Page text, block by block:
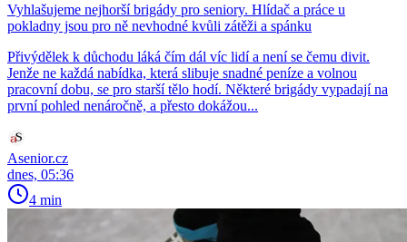
Vyhlašujeme nejhorší brigády pro seniory. Hlídač a práce u
pokladny jsou pro ně nevhodné kvůli zátěži a spánku
Přivýdělek k důchodu láká čím dál víc lidí a není se čemu divit.
Jenže ne každá nabídka, která slibuje snadné peníze a volnou
pracovní dobu, se pro starší tělo hodí. Některé brigády vypadají na
první pohled nenáročně, a přesto dokážou...
Asenior.cz
dnes, 05:36
4 min